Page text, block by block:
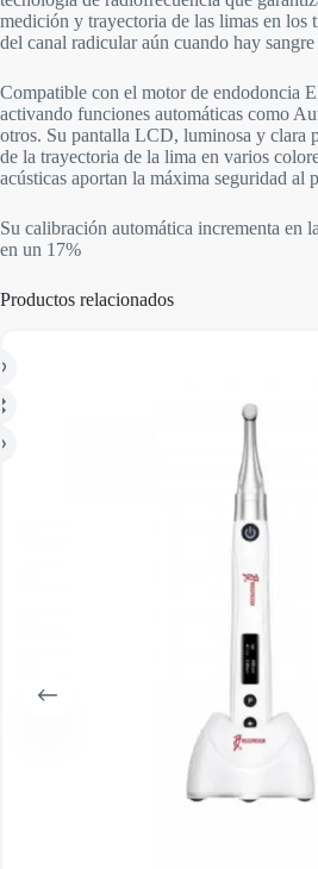
medición y trayectoria de las limas en los
del canal radicular aún cuando hay
Compatible con el motor de endodoncia
activando funciones automáticas como
otros. Su pantalla LCD, luminosa y clara
de la trayectoria de la lima en varios
acústicas aportan la máxima seguridad al
Su calibración automática incrementa en
en un 17%
Productos relacionados